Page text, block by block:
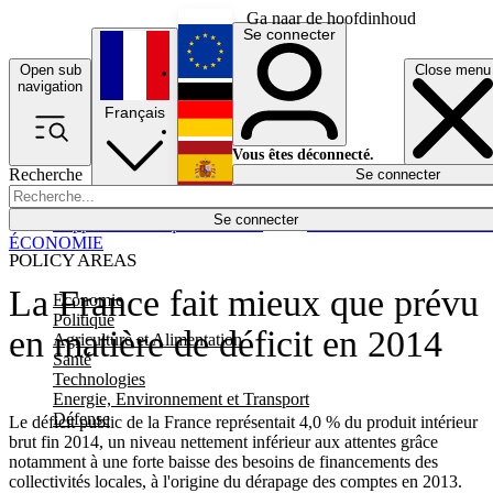
Ga naar de hoofdinhoud
Open sub
navigation
Close menu
Recherche
Se connecter
POLICY AREAS
Economie
Politique
Agriculture et Alimentation
Santé
Technologies
Energie, Environnement et Transport
Défense
Économie
Français
English
Deutsch
Español
Se connecter
Vous êtes déconnecté.
Se connecter
La France fait mieux que prévu
en matière de déficit en 2014
Le déficit public de la France représentait 4,0 % du produit intérieur
brut fin 2014, un niveau nettement inférieur aux attentes grâce
notamment à une forte baisse des besoins de financements des
collectivités locales, à l'origine du dérapage des comptes en 2013.
ÉCONOMIE